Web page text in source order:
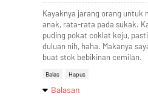
Kayaknya jarang orang untuk
anak, rata-rata pada sukak.
puding pokat coklat keju,
duluan nih, haha. Makanya
buat stok bebikinan cemilan.
Balas Hapus
Balasan